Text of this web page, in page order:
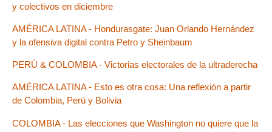
y colectivos en diciembre
AMÉRICA LATINA - Hondurasgate: Juan Orlando Hernández
y la ofensiva digital contra Petro y Sheinbaum
PERÚ & COLOMBIA - Victorias electorales de la ultraderecha
AMÉRICA LATINA - Esto es otra cosa: Una reflexión a partir
de Colombia, Perú y Bolivia
COLOMBIA - Las elecciones que Washington no quiere que la